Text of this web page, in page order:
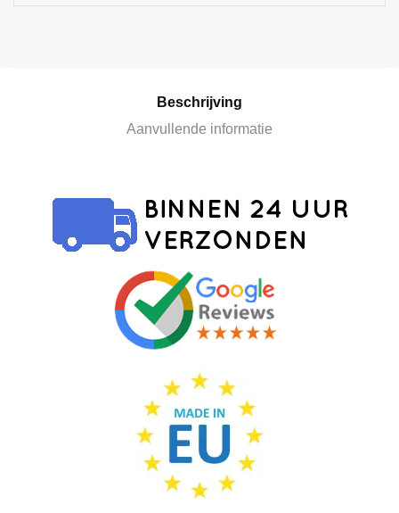
Beschrijving
Aanvullende informatie